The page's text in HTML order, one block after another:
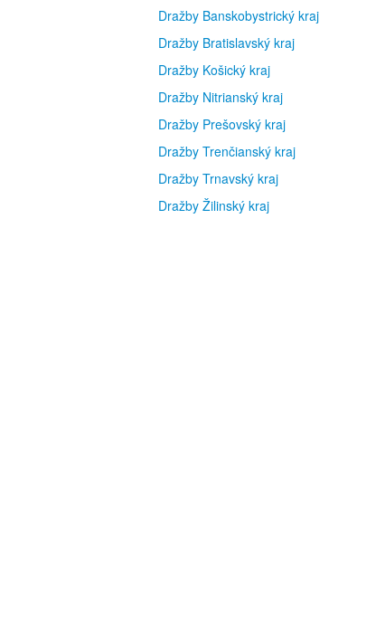
Dražby Banskobystrický kraj
Dražby Bratislavský kraj
Dražby Košický kraj
Dražby Nitrianský kraj
Dražby Prešovský kraj
Dražby Trenčianský kraj
Dražby Trnavský kraj
Dražby Žilinský kraj